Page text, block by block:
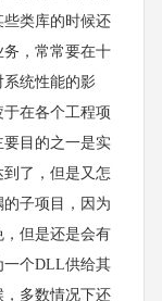
类库的时候还
，常常要在十
系统性能的影
在各个工程项
目的之一是实
了，但是又怎
子项目，因为
但是还是会有
一个DLL供给其
多数情况下还